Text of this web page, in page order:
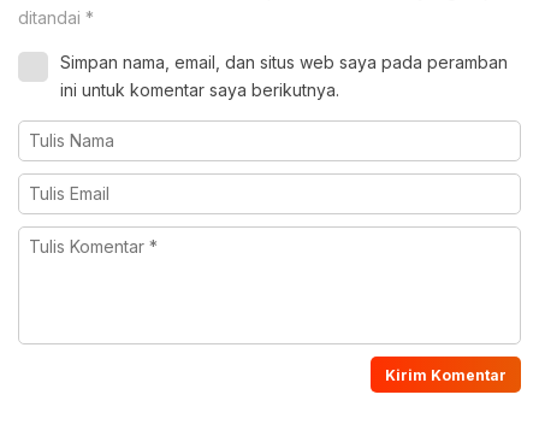
ditandai *
Simpan nama, email, dan situs web saya pada peramban
ini untuk komentar saya berikutnya.